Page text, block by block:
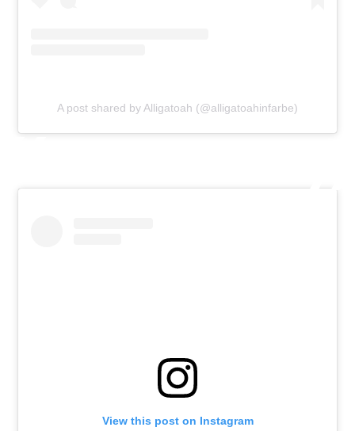
A post shared by Alligatoah (@alligatoahinfarbe)
View this post on Instagram